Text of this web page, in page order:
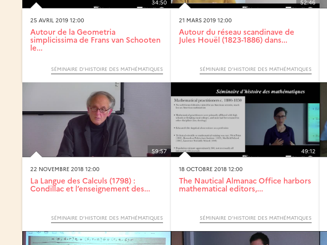
34:50
25 AVRIL 2019 12:00
Autour de la Geometria
simplicissima de Frans van Schooten
le...
SÉMINAIRE D’HISTOIRE DES MATHÉMATIQUES
52:46
21 MARS 2019 12:00
Autour du réseau scandinave de
Jules Houël (1823-1886) dans...
SÉMINAIRE D’HISTOIRE DES MATHÉMATIQUES
59:57
22 NOVEMBRE 2018 12:00
La Langue des Calculs (1798) :
Condillac et l’enseignement des...
SÉMINAIRE D’HISTOIRE DES MATHÉMATIQUES
49:12
18 OCTOBRE 2018 12:00
The Nautical Almanac Office harbors
mathematical editors,...
SÉMINAIRE D’HISTOIRE DES MATHÉMATIQUES